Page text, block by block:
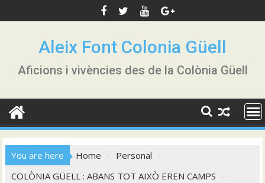
to
Aleix Font Colonia Güell
Aficions i vivències des de la Colònia Güell
You are here Home
Personal
COLÒNIA GÜELL : ABANS TOT AIXÒ EREN CAMPS